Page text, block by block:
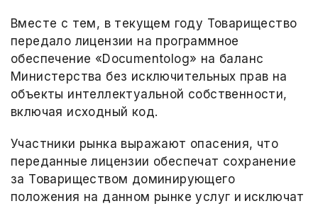
Вместе с тем, в текущем году Товарищество
передало лицензии на программное
обеспечение «Documentolog» на баланс
Министерства без исключительных прав на
объекты интеллектуальной собственности,
включая исходный код.
Участники рынка выражают опасения, что
переданные лицензии обеспечат сохранение
за Товариществом доминирующего
положения на данном рынке услуг и исключат